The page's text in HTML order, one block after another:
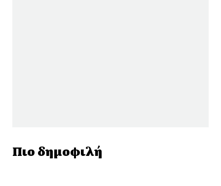
Πιο δημοφιλή